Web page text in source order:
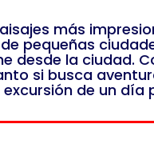
más
pequeñas
desde la ciudad.
si busca
de un día